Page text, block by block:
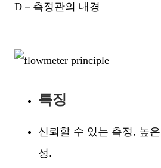
D－측정관의 내경
특징
신뢰할 수 있는 측정, 높
성.